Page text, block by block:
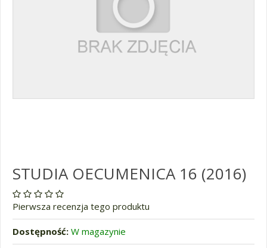
STUDIA OECUMENICA 16 (2016)
Pierwsza recenzja tego produktu
Dostępność: W magazynie